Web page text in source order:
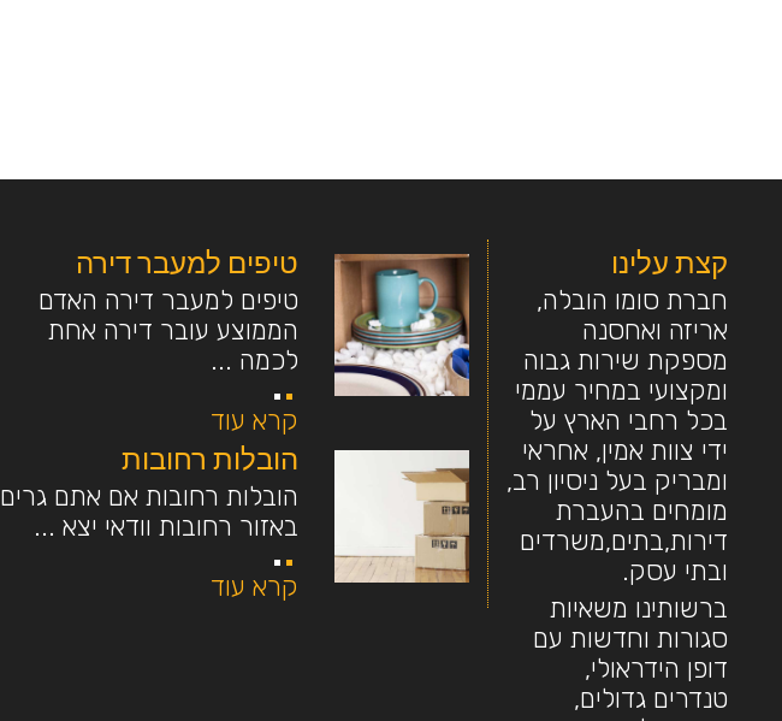
קצת עלינו
חברת סומו הובלה,
אריזה ואחסנה
מספקת שירות גבוה
ומקצועי במחיר עממי
בכל רחבי הארץ על
ידי צוות אמין, אחראי
ומבריק בעל ניסיון רב,
מומחים בהעברת
דירות,בתים,משרדים
ובתי עסק.
ברשותינו משאיות
סגורות וחדשות עם
דופן הידראולי,
טנדרים גדולים,
טיפים למעבר דירה
טיפים למעבר דירה האדם
הממוצע עובר דירה אחת
לכמה ...
קרא עוד
הובלות רחובות
הובלות רחובות אם אתם גרים
באזור רחובות וודאי יצא ...
קרא עוד